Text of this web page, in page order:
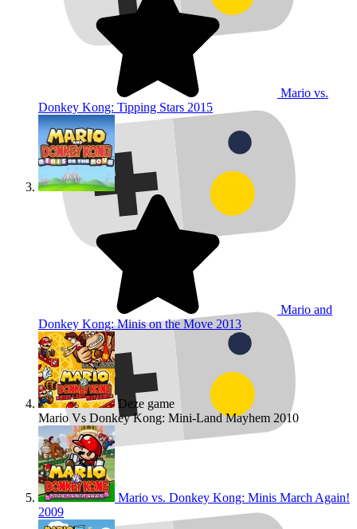
Mario vs.
Donkey Kong: Tipping Stars 2015
Mario and
Donkey Kong: Minis on the Move 2013
Deze game
Mario Vs Donkey Kong: Mini-Land Mayhem 2010
Mario vs. Donkey Kong: Minis March Again!
2009